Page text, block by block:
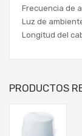
Frecuencia de
Luz de
Longitud del
PRODUCTOS